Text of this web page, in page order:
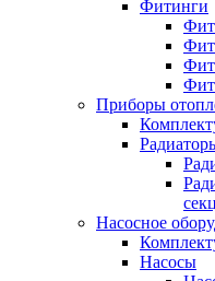
Фитинги
Приборы
Насосное
Насосы